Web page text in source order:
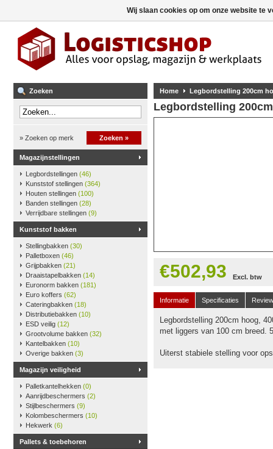
Zoeken
» Zoeken op merk Zoeken »
Magazijnstellingen
Legbordstellingen (46)
Kunststof stellingen (364)
Houten stellingen (100)
Banden stellingen (28)
Verrijdbare stellingen (9)
Kunststof bakken
Stellingbakken (30)
Palletboxen (46)
Grijpbakken (21)
Draaistapelbakken (14)
Euronorm bakken (181)
Euro koffers (62)
Cateringbakken (18)
Distributiebakken (10)
ESD veilig (12)
Grootvolume bakken (32)
Kantelbakken (10)
Overige bakken (3)
Magazijn veiligheid
Palletkantelhekken (0)
Aanrijdbeschermers (2)
Stijlbeschermers (9)
Kolombeschermers (10)
Hekwerk (6)
Pallets & toebehoren
Home Legbordstelling 200cm
Legbordstelling
€502,93 Excl. btw
Informatie Specificaties
Legbordstelling 200cm hoog,
met liggers van 100 cm breed.
Uiterst stabiele stelling voor
Wij slaan cookies op om onze website te